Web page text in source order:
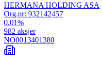
HERMANA HOLDING ASA
Org.nr: 932142457
0.01%
982 aksjer
NO0013401380